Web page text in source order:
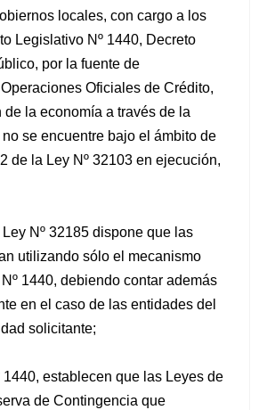
locales, con cargo a los
Legislativo Nº 1440, Decreto
por la fuente de
Oficiales de Crédito,
la economía a través de la
se encuentre bajo el ámbito de
de la Ley Nº 32103 en ejecución,
Nº 32185 dispone que las
utilizando sólo el mecanismo
1440, debiendo contar además
en el caso de las entidades del
solicitante;
establecen que las Leyes de
de Contingencia que